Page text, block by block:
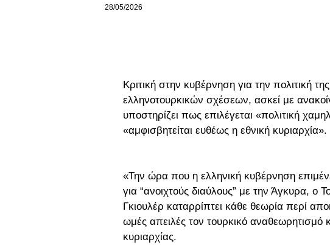
28/05/2026